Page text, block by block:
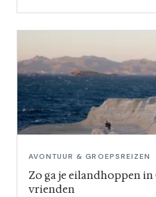
AVONTUUR & GROEPSREIZEN
Zo ga je eilandhoppen
vrienden